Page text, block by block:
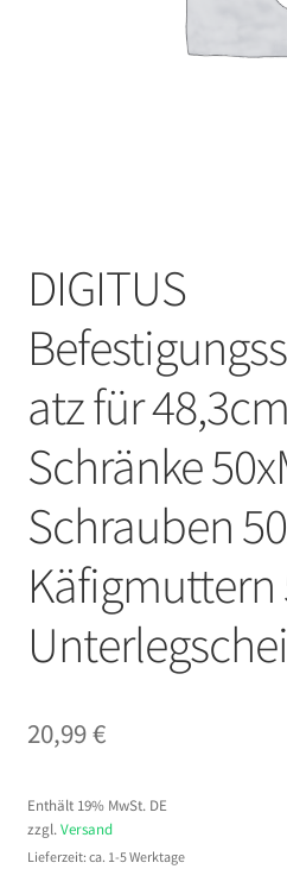
DIGITUS
atz für
Schränke
Schrauben
Käfigmuttern
20,99€
Enthält 19% MwSt. DE
zzgl. Versand
Lieferzeit: ca. 1-5 Werktage